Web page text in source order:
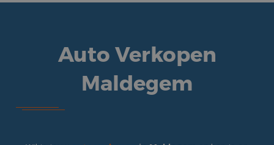
Auto Verkopen
Maldegem